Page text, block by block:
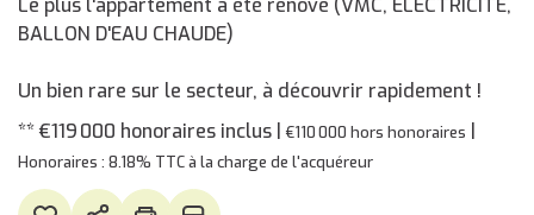
Le plus l'appartement à été rénové (VMC, ÉLECTRICITÉ,
BALLON D'EAU CHAUDE)
Un bien rare sur le secteur, à découvrir rapidement !
** €119 000 honoraires inclus €110 000 hors honoraires
Honoraires : 8.18% TTC à la charge de l'acquéreur